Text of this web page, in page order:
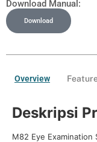
Download Manual:
Download
Overview
Deskripsi
M82 Eye Examination